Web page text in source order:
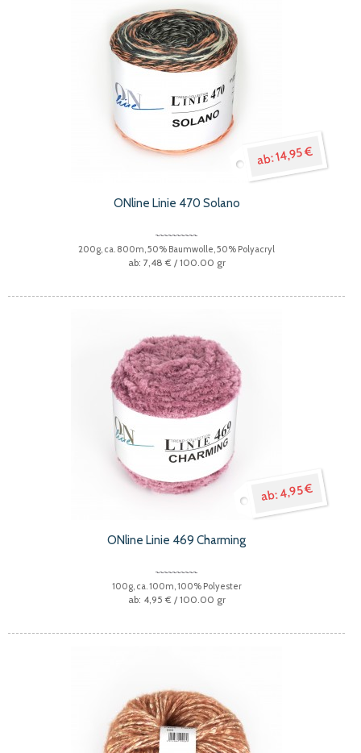
14,95 €
ONline Linie 470 Solano
200g, ca. 800m, 50% Baumwolle, 50% Polyacryl
7,48 € / 100.00 gr
4,95 €
ONline Linie 469 Charming
100g, ca. 100m, 100% Polyester
4,95 € / 100.00 gr